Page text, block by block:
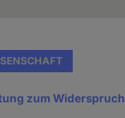
zum Widerspruch